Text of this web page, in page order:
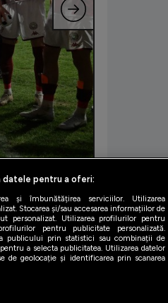
datele pentru a oferi:
și îmbunătățirea serviciilor. Utilizarea
Stocarea și/sau accesarea informațiilor de
personalizat. Utilizarea profilurilor pentru
pentru publicitate personalizată.
publicului prin statistici sau combinații de
a selecta publicitatea. Utilizarea datelor
de geolocație și identificarea prin scanarea